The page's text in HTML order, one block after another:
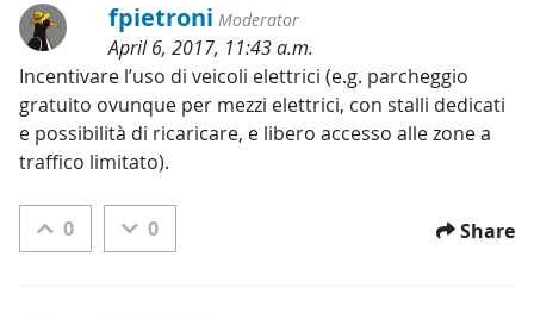
fpietroni Moderator
April 6, 2017, 11:43 a.m.
Categories:
Incentivare l’uso di veicoli elettrici (e.g. parcheggio
gratuito ovunque per mezzi elettrici, con stalli dedicati
e possibilità di ricaricare, e libero accesso alle zone a
traffico limitato).
0 0 Share